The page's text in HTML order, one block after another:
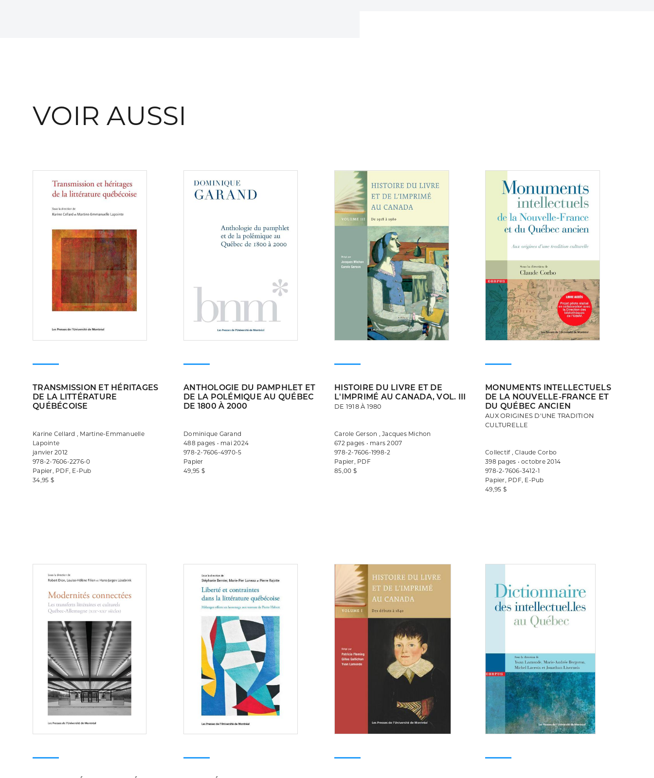
VOIR AUSSI
TRANSMISSION ET HÉRITAGES
DE LA LITTÉRATURE
QUÉBÉCOISE
Karine Cellard , Martine-Emmanuelle
Lapointe
janvier 2012
978-2-7606-2276-0
Papier, PDF, E-Pub
34,95 $
ANTHOLOGIE DU PAMPHLET ET
DE LA POLÉMIQUE AU QUÉBEC
DE 1800 À 2000
Dominique Garand
488 pages • mai 2024
978-2-7606-4970-5
Papier
49,95 $
HISTOIRE DU LIVRE ET DE
L'IMPRIMÉ AU CANADA, VOL. III
DE 1918 À 1980
Carole Gerson , Jacques Michon
672 pages • mars 2007
978-2-7606-1998-2
Papier, PDF
85,00 $
MONUMENTS INTELLECTUELS
DE LA NOUVELLE-FRANCE ET
DU QUÉBEC ANCIEN
AUX ORIGINES D'UNE TRADITION
CULTURELLE
Collectif , Claude Corbo
398 pages • octobre 2014
978-2-7606-3412-1
Papier, PDF, E-Pub
49,95 $